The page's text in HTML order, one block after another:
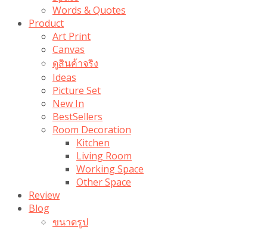
Words & Quotes
Product
Art Print
Canvas
ดูสินค้าจริง
Ideas
Picture Set
New In
BestSellers
Room Decoration
Kitchen
Living Room
Working Space
Other Space
Review
Blog
ขนาดรูป